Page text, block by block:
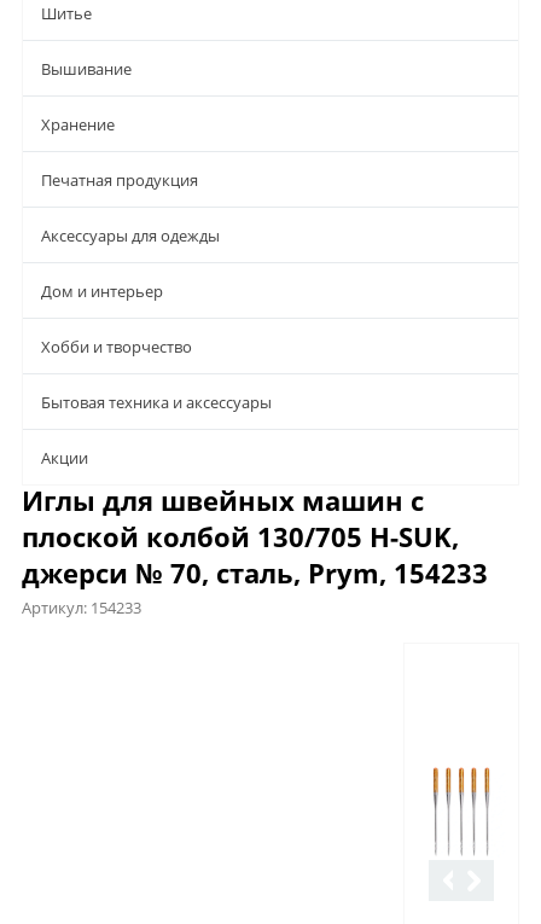
Шитье
Вышивание
Хранение
Печатная продукция
Аксессуары для одежды
Дом и интерьер
Хобби и творчество
Бытовая техника и аксессуары
Aкции
Иглы для швейных машин с
плоской колбой 130/705 H-SUK,
джерси № 70, сталь, Prym, 154233
Артикул: 154233